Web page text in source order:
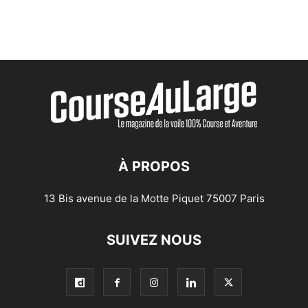
À PROPOS
13 Bis avenue de la Motte Piquet 75007 Paris
SUIVEZ NOUS